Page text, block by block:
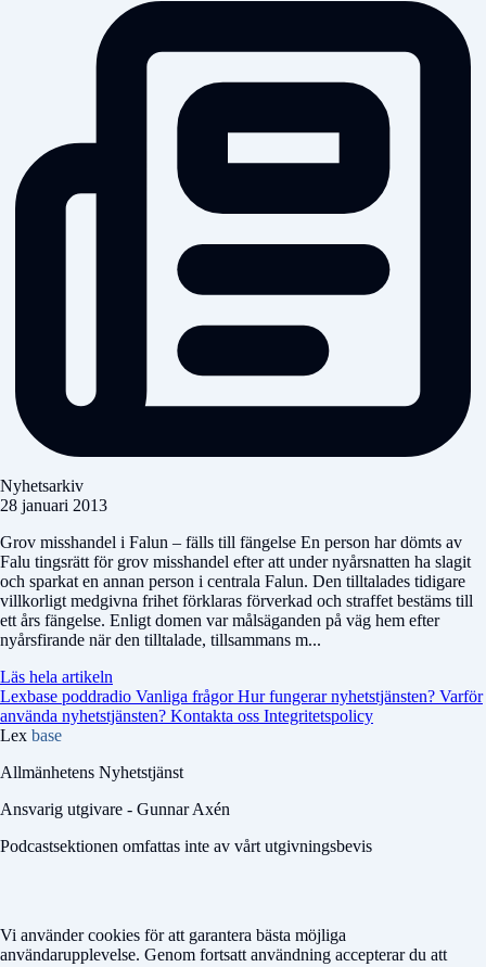
Nyhetsarkiv
28 januari 2013
Grov misshandel i Falun – fälls till fängelse En person har dömts av
Falu tingsrätt för grov misshandel efter att under nyårsnatten ha slagit
och sparkat en annan person i centrala Falun. Den tilltalades tidigare
villkorligt medgivna frihet förklaras förverkad och straffet bestäms till
ett års fängelse. Enligt domen var målsäganden på väg hem efter
nyårsfirande när den tilltalade, tillsammans m...
Läs hela artikeln
Lexbase poddradio Vanliga frågorHur fungerar nyhetstjänsten? Varför
använda nyhetstjänsten? Kontakta oss Integritetspolicy
Lex base
Allmänhetens Nyhetstjänst
Ansvarig utgivare - Gunnar Axén
Podcastsektionen omfattas inte av vårt utgivningsbevis
Vi använder cookies för att garantera bästa möjliga
användarupplevelse. Genom fortsatt användning accepterar du att